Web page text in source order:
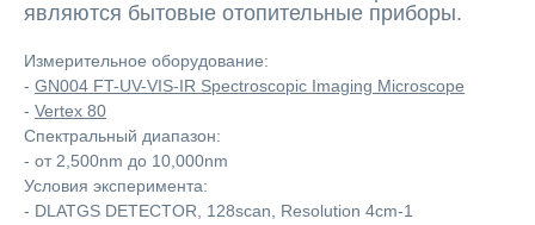
являются бытовые отопительные приборы.
Измерительное оборудование:
- GN004 FT-UV-VIS-IR Spectroscopic Imaging Microscope
- Vertex 80
Cпектральный диапазон:
- от 2,500nm до 10,000nm
Условия эксперимента:
- DLATGS DETECTOR, 128scan, Resolution 4cm-1